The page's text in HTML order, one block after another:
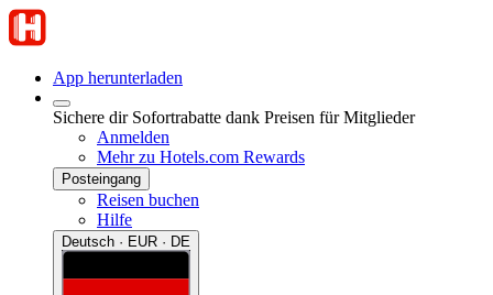
App herunterladen
Sichere dir Sofortrabatte dank Preisen für Mitglieder
Anmelden
Mehr zu Hotels.com Rewards
Posteingang
Reisen buchen
Hilfe
Deutsch · EUR · DE